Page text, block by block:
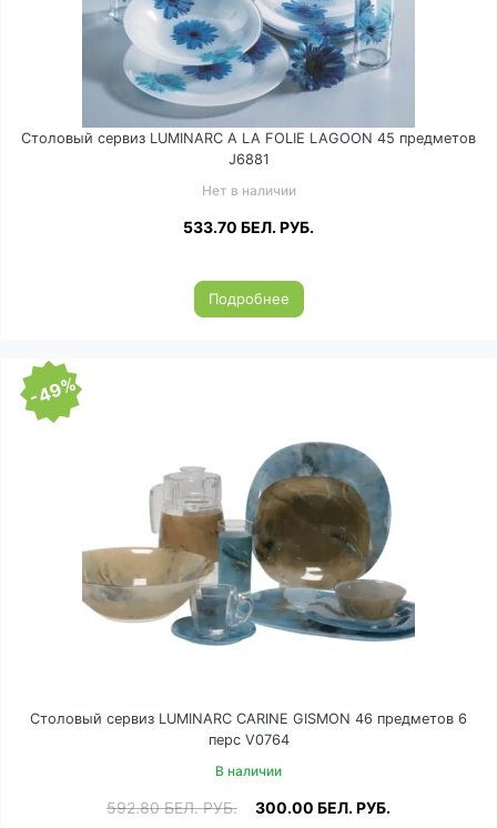
Столовый сервиз LUMINARC A LA FOLIE LAGOON 45 предметов
J6881
Нет в наличии
533.70 БЕЛ. РУБ.
Подробнее
-49%
Столовый сервиз LUMINARC CARINE GISMON 46 предметов 6
перс V0764
В наличии
592.80БЕЛ. РУБ. 300.00 БЕЛ. РУБ.